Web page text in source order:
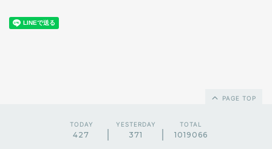
PAGE TOP
TODAY
427
YESTERDAY
371
TOTAL
1019066